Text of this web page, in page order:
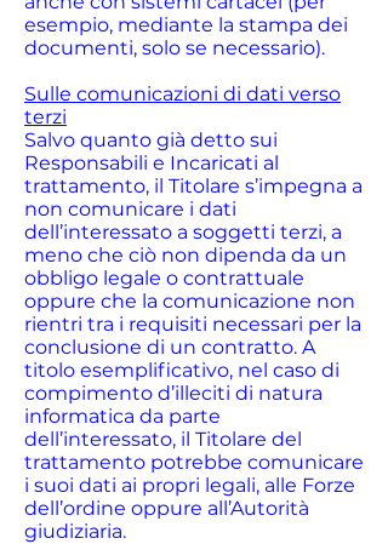
esempio, mediante la stampa dei
documenti, solo se necessario).
Sulle comunicazioni di dati verso
terzi
Salvo quanto già detto sui
Responsabili e Incaricati al
trattamento, il Titolare s’impegna a
non comunicare i dati
dell’interessato a soggetti terzi, a
meno che ciò non dipenda da un
obbligo legale o contrattuale
oppure che la comunicazione non
rientri tra i requisiti necessari per la
conclusione di un contratto. A
titolo esemplificativo, nel caso di
compimento d’illeciti di natura
informatica da parte
dell’interessato, il Titolare del
trattamento potrebbe comunicare
i suoi dati ai propri legali, alle Forze
dell’ordine oppure all’Autorità
giudiziaria.